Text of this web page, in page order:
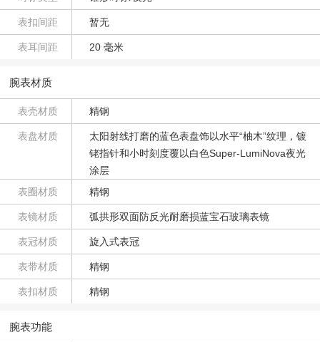
表扣间距 暂无
表耳间距 20 毫米
腕表材质
表壳材质 精钢
表盘材质
太阳射线打磨的蓝色表盘饰以水平“柚木”纹理，镀
铑指针和小时刻度覆以白色Super-LumiNova夜光
涂层
表圈材质
精钢
表镜材质 弧拱形双面防反光耐磨损蓝宝石玻璃表镜
表冠材质 旋入式表冠
表带材质 精钢
表扣材质 精钢
腕表功能